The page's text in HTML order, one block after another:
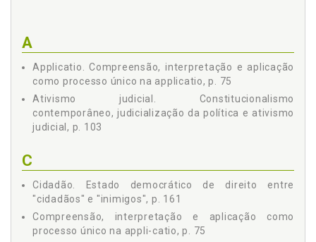
Capítulo IV - AS POLÍTICAS NEOLIBERAIS E A MAXIMIZAÇÃO
DO DIREITO PENAL, p. 149
1 A Nova Penalogia Neoliberal: Menos Estado Social e Mais
Estado Punitivo, p. 149
2 A Obsessão por Segurança como Motivação Legitimadora
do "Fundamentalismo Penalógico", p. 154
Capítulo V - A RESPOSTA CONSTITUCIONAL AO ESTADO DE
1 O Estado Democrático de Direito Entre "Cidadãos" e
"Inimigos", p. 161
2 O Direito Fundamental à Individualização da Pena: Uma
Análise a Partir do Princípio da Proporcionalidade, p. 172
2.1 Teorias ou critérios da determinação da pena, p. 181
2.1.1 A teoria da pena proporcional ou da
A
Applicatio. Compreensão, interpretação e aplicação
como processo único na applicatio, p. 75
Ativismo judicial. Constitucionalismo
contemporâneo, judicialização da política e ativismo
judicial, p. 103
C
Cidadão. Estado democrático de direito entre
"cidadãos" e "inimigos", p. 161
Compreensão, interpretação e aplicação como
processo único na appli-catio, p. 75